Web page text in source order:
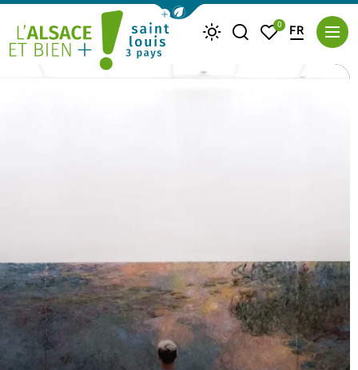
Afficher la barre de navigation du
MétéoJe recherche
Mes favoris
0 FR